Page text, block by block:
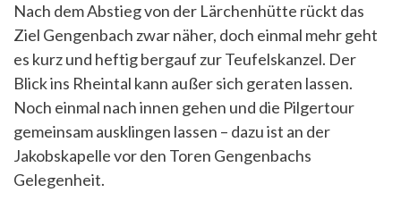
Nach dem Abstieg von der Lärchenhütte rückt das
Ziel Gengenbach zwar näher, doch einmal mehr geht
es kurz und heftig bergauf zur Teufelskanzel. Der
Blick ins Rheintal kann außer sich geraten lassen.
Noch einmal nach innen gehen und die Pilgertour
gemeinsam ausklingen lassen – dazu ist an der
Jakobskapelle vor den Toren Gengenbachs
Gelegenheit.